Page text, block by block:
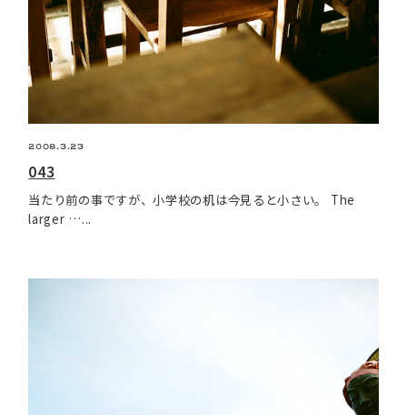
2008.3.23
043
当たり前の事ですが、小学校の机は今見ると小さい。 The
larger …...